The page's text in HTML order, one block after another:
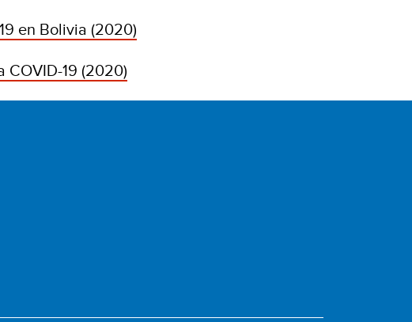
en Bolivia (2020)
19 (2020)